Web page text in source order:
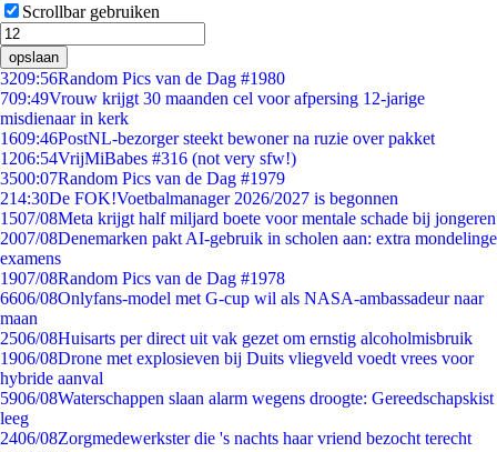
Scrollbar gebruiken
opslaan
3209:56Random Pics van de Dag #1980
709:49Vrouw krijgt 30 maanden cel voor afpersing 12-jarige
misdienaar in kerk
1609:46PostNL-bezorger steekt bewoner na ruzie over pakket
1206:54VrijMiBabes #316 (not very sfw!)
3500:07Random Pics van de Dag #1979
214:30De FOK!Voetbalmanager 2026/2027 is begonnen
1507/08Meta krijgt half miljard boete voor mentale schade bij jongeren
2007/08Denemarken pakt AI-gebruik in scholen aan: extra mondelinge
examens
1907/08Random Pics van de Dag #1978
6606/08Onlyfans-model met G-cup wil als NASA-ambassadeur naar
maan
2506/08Huisarts per direct uit vak gezet om ernstig alcoholmisbruik
1906/08Drone met explosieven bij Duits vliegveld voedt vrees voor
hybride aanval
5906/08Waterschappen slaan alarm wegens droogte: Gereedschapskist
leeg
2406/08Zorgmedewerkster die 's nachts haar vriend bezocht terecht